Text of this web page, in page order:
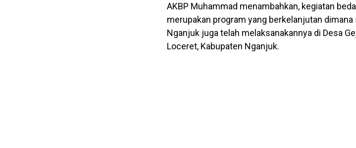
AKBP Muhammad menambahkan, kegiatan
merupakan program yang berkelanjutan
Nganjuk juga telah melaksanakannya di Desa
Loceret, Kabupaten Nganjuk.